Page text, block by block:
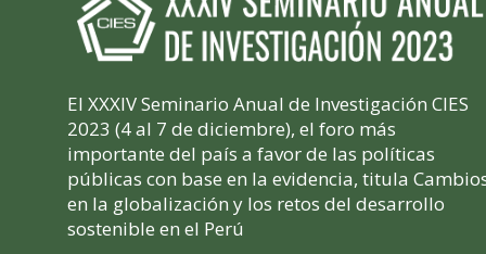
El XXXIV Seminario Anual de Investigación CIES
2023 (4 al 7 de diciembre), el foro más
importante del país a favor de las políticas
públicas con base en la evidencia, titula
en la globalización y los retos del desarrollo
sostenible en el Perú